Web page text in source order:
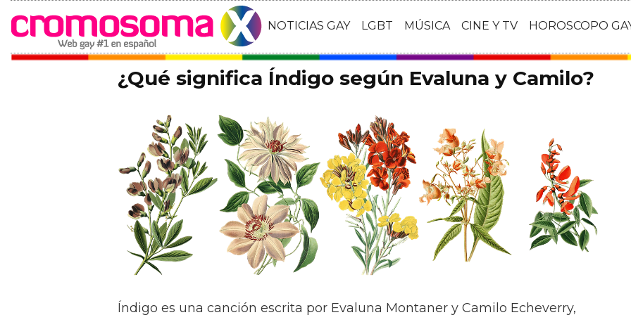
NOTICIAS GAY LGBT MÚSICA CINE Y TV HOROSCOPO
¿Qué significa Índigo según Evaluna y Camilo?
Índigo es una canción escrita por Evaluna Montaner y Camilo Echeverry,